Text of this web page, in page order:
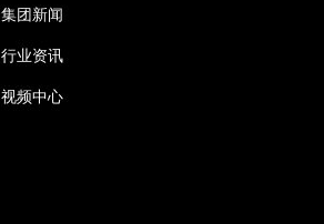
集团新闻
行业资讯
视频中心